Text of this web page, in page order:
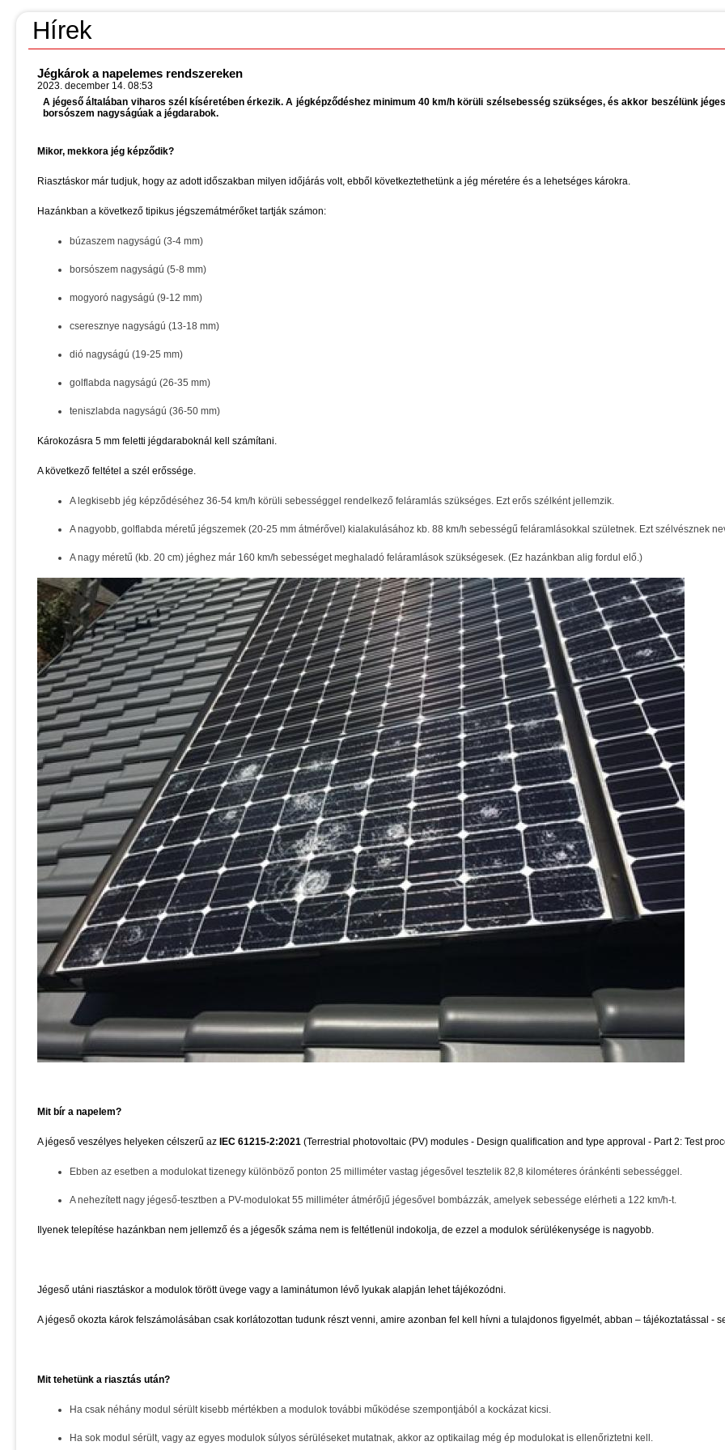
Hírek
Jégkárok a napelemes rendszereken
2023. december 14. 08:53
A jégeső általában viharos szél kíséretében érkezik. A jégképződéshez minimum 40 km/h körüli szélsebesség szükséges, és akkor beszélünk
borsószem nagyságúak a jégdarabok.
Mikor, mekkora jég képződik?
Riasztáskor már tudjuk, hogy az adott időszakban milyen időjárás volt, ebből következtethetünk a jég méretére és a lehetséges károkra.
Hazánkban a következő tipikus jégszemátmérőket tartják számon:
búzaszem nagyságú (3-4 mm)
borsószem nagyságú (5-8 mm)
mogyoró nagyságú (9-12 mm)
cseresznye nagyságú (13-18 mm)
dió nagyságú (19-25 mm)
golflabda nagyságú (26-35 mm)
teniszlabda nagyságú (36-50 mm)
Károkozásra 5 mm feletti jégdaraboknál kell számítani.
A következő feltétel a szél erőssége.
A legkisebb jég képződéséhez 36-54 km/h körüli sebességgel rendelkező feláramlás szükséges. Ezt erős szélként jellemzik.
A nagyobb, golflabda méretű jégszemek (20-25 mm átmérővel) kialakulásához kb. 88 km/h sebességű feláramlásokkal születnek. Ezt szélvésznek
A nagy méretű (kb. 20 cm) jéghez már 160 km/h sebességet meghaladó feláramlások szükségesek. (Ez hazánkban alig fordul elő.)
Mit bír a napelem?
A jégeső veszélyes helyeken célszerű az IEC 61215-2:2021 (Terrestrial photovoltaic (PV) modules - Design qualification and type approval - Part 2: Test
Ebben az esetben a modulokat tizenegy különböző ponton 25 milliméter vastag jégesővel tesztelik 82,8 kilométeres óránkénti sebességgel.
A nehezített nagy jégeső-tesztben a PV-modulokat 55 milliméter átmérőjű jégesővel bombázzák, amelyek sebessége elérheti a 122 km/h-t.
Ilyenek telepítése hazánkban nem jellemző és a jégesők száma nem is feltétlenül indokolja, de ezzel a modulok sérülékenysége is nagyobb.
Jégeső utáni riasztáskor a modulok törött üvege vagy a laminátumon lévő lyukak alapján lehet tájékozódni.
A jégeső okozta károk felszámolásában csak korlátozottan tudunk részt venni, amire azonban fel kell hívni a tulajdonos figyelmét, abban – tájékoztatással -
Mit tehetünk a riasztás után?
Ha csak néhány modul sérült kisebb mértékben a modulok további működése szempontjából a kockázat kicsi.
Ha sok modul sérült, vagy az egyes modulok súlyos sérüléseket mutatnak, akkor az optikailag még ép modulokat is ellenőriztetni kell.